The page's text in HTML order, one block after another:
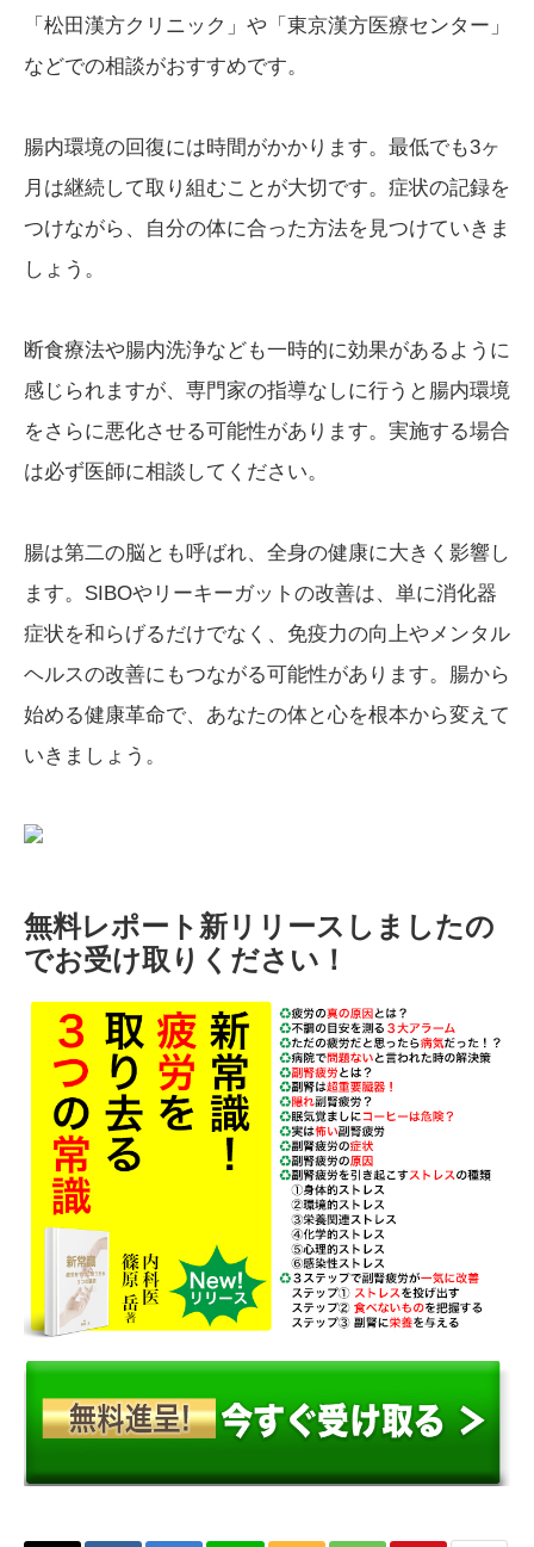
「松田漢方クリニック」や「東京漢方医療センター」
などでの相談がおすすめです。
腸内環境の回復には時間がかかります。最低でも3ヶ
月は継続して取り組むことが大切です。症状の記録を
つけながら、自分の体に合った方法を見つけていきま
しょう。
断食療法や腸内洗浄なども一時的に効果があるように
感じられますが、専門家の指導なしに行うと腸内環境
をさらに悪化させる可能性があります。実施する場合
は必ず医師に相談してください。
腸は第二の脳とも呼ばれ、全身の健康に大きく影響し
ます。SIBOやリーキーガットの改善は、単に消化器
症状を和らげるだけでなく、免疫力の向上やメンタル
ヘルスの改善にもつながる可能性があります。腸から
始める健康革命で、あなたの体と心を根本から変えて
いきましょう。
無料レポート新リリースしましたの
でお受け取りください！